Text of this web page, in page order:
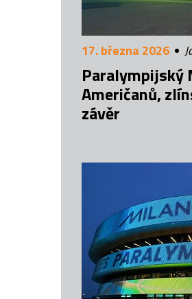
17. března 2026
Paralympijský
Američanů,
závěr